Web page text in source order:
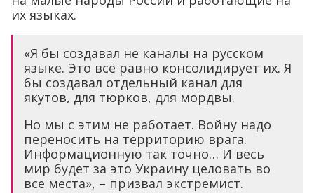
их языках.
«Я бы создавал не каналы на русском
языке. Это всё равно консолидирует их. Я
бы создавал отдельный канал для
якутов, для тюрков, для мордвы.
Но мы с этим не работает. Войну надо
переносить на территорию врага.
Информационную так точно… И весь
мир будет за это Украину целовать во
все места», – призвал экстремист.